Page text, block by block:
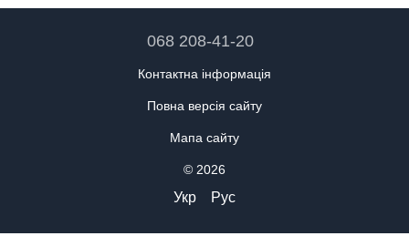
068 208-41-20
Контактна інформація
Повна версія сайту
Мапа сайту
© 2026
Укр Рус